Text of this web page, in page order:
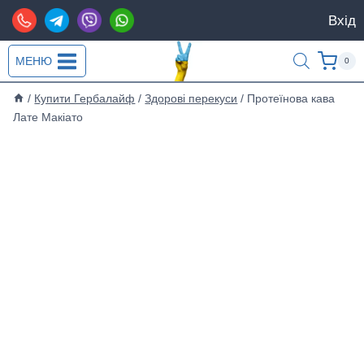
Перейти
до
вмісту
Вхід
МЕНЮ 0
/ Купити Гербалайф / Здорові перекуси / Протеїнова кава
Лате Макіато